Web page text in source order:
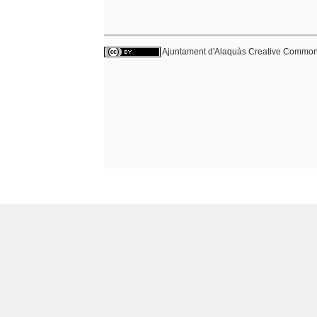
Ajuntament d'Alaquàs Creative